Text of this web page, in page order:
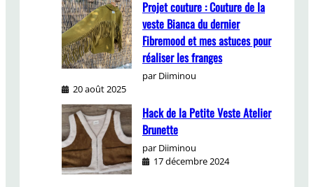
Projet couture : Couture de la
veste Bianca du dernier
Fibremood et mes astuces pour
réaliser les franges
par Diiminou
20 août 2025
Hack de la Petite Veste Atelier
Brunette
par Diiminou
17 décembre 2024